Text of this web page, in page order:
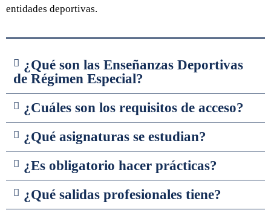
entidades deportivas.
¿Qué son las Enseñanzas Deportivas
de Régimen Especial?
¿Cuáles son los requisitos de acceso?
¿Qué asignaturas se estudian?
¿Es obligatorio hacer prácticas?
¿Qué salidas profesionales tiene?